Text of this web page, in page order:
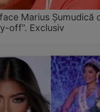
Marius Șumudică
off”. Exclusiv